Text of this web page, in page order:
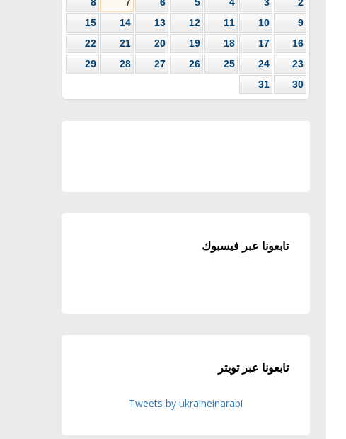
9
10
11
12
13
14
15
16
17
18
19
20
21
22
23
24
25
26
27
28
29
30
31
تابعونا عبر فيسبوك
تابعونا عبر تويتر
Tweets by ukraineinarabi